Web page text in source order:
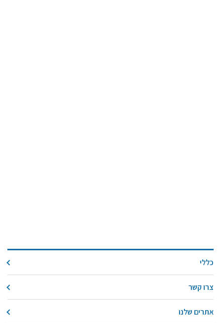
כללי
צרו קשר
אתרים שלנו